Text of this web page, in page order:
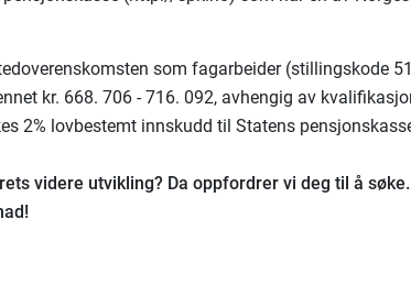
som fagarbeider (stillingskode
kr. 668. 706 - 716. 092, avhengig av
2% lovbestemt innskudd til Statens
videre utvikling? Da oppfordrer vi deg til å